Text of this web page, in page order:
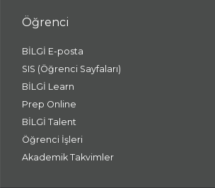
Öğrenci
BİLGİ E-posta
SIS (Öğrenci Sayfaları)
BİLGİ Learn
Prep Online
BİLGİ Talent
Öğrenci İşleri
Akademik Takvimler